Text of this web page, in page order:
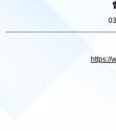
https://